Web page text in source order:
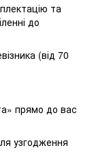
та
до
(від 70
прямо до вас
узгодження